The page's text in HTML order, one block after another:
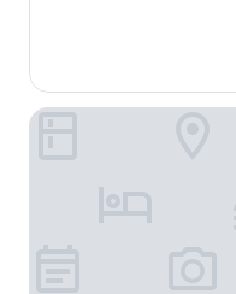
yorum)
Kauai Shores Hotel